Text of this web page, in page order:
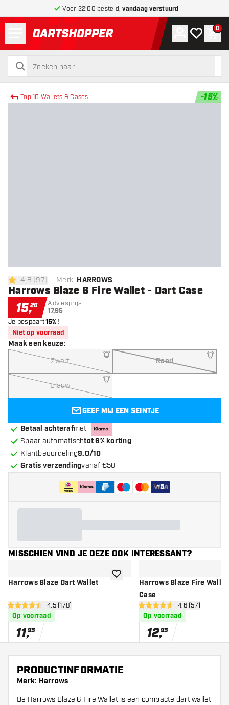
Voor 22:00 besteld,vandaag verstuurd
terug naar home pagina
zoeken
zoeken
Account
Mijn 0
Top 10 Wallets & Cases -15%
4.8 score sterren
4.8 [97] Merk: HARROWS
Harrows Blaze 6 Fire Wallet - Dart Case
15,26 Adviesprijs:
17,95
Je bespaart15% !
Niet op voorraad
Maak een keuze:
Zwart Rood
Blauw
GEEF MIJ EEN SEINTJE
Betaal achterafmet
Spaar automatischtot 6% korting
Klantbeoordeling9.0/10
Gratis verzendingvanaf €50
+5
MISSCHIEN VIND JE DEZE OOK INTERESSANT?
Harrows Blaze Dart Wallet
open reviews drawer
4.5 score sterren4.5 (178)
Op voorraad
11,95
toevoegen aan verlanglijst
Harrows Blaze Fire
Case
open reviews
4.6 score sterren4.6 (57)
Op voorraad
12,95
PRODUCTINFORMATIE
Merk: Harrows
De Harrows Blaze 6 Fire Wallet is een compacte dart wallet